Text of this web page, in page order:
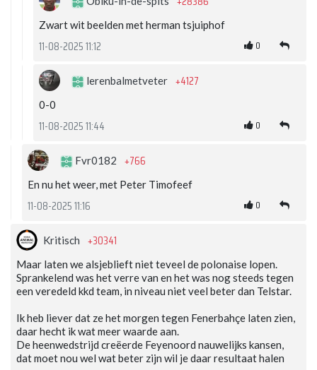
Zwart wit beelden met herman tsjuiphof
11-08-2025 11:12 0
lerenbalmetveter +4127
0-0
11-08-2025 11:44 0
Fvr0182 +766
En nu het weer, met Peter Timofeef
11-08-2025 11:16 0
Kritisch +30341
Maar laten we alsjeblieft niet teveel de polonaise lopen.
Sprankelend was het verre van en het was nog steeds tegen
een veredeld kkd team, in niveau niet veel beter dan Telstar.
Ik heb liever dat ze het morgen tegen Fenerbahçe laten zien,
daar hecht ik wat meer waarde aan.
De heenwedstrijd creëerde Feyenoord nauwelijks kansen,
dat moet nou wel wat beter zijn wil je daar resultaat halen